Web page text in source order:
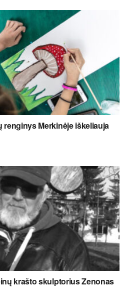
Merkinėje iškeliauja
krašto skulptorius Zenonas